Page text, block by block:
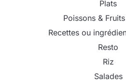
Plats
Poissons &
Recettes ou
Resto
Riz
Salades